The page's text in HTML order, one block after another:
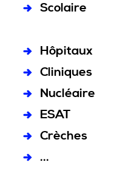
Scolaire
Hôpitaux
Cliniques
Nucléaire
ESAT
Crèches
...